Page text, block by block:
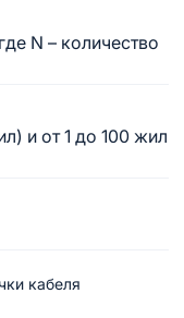
N – количество
и от 1 до 100 жил
кабеля